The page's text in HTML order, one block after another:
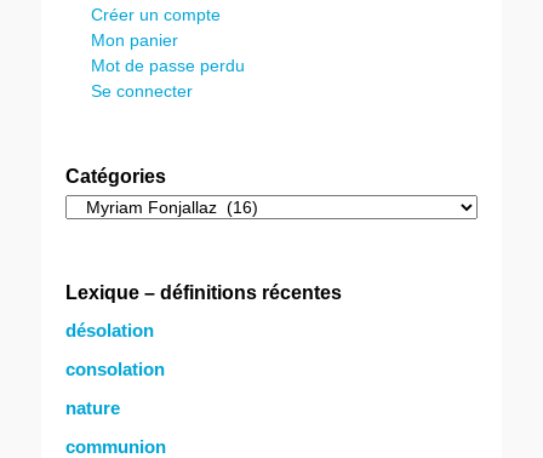
Créer un compte
Mon panier
Mot de passe perdu
Se connecter
Catégories
Catégories
Lexique – définitions récentes
désolation
consolation
nature
communion